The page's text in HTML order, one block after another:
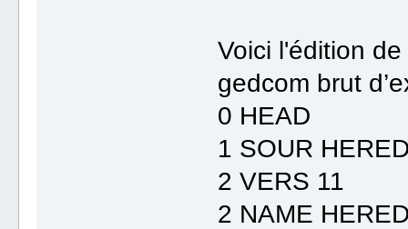
Voici l'édition
gedcom brut
0 HEAD
1 SOUR
2 VERS 11
2 NAME